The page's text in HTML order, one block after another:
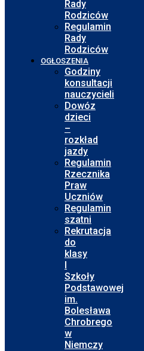
Rady
Rodziców
Regulamin
Rady
Rodziców
OGŁOSZENIA
Godziny
konsultacji
nauczycieli
Dowóz
dzieci
–
rozkład
jazdy
Regulamin
Rzecznika
Praw
Uczniów
Regulamin
szatni
Rekrutacja
do
klasy
I
Szkoły
Podstawowej
im.
Bolesława
Chrobrego
w
Niemczy